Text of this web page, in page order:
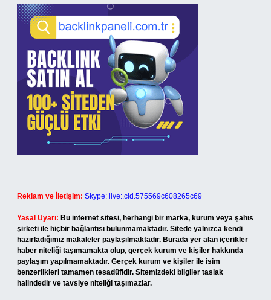
Reklam ve İletişim: Skype: live:.cid.575569c608265c69
Yasal Uyarı: Bu internet sitesi, herhangi bir marka, kurum veya şahıs
şirketi ile hiçbir bağlantısı bulunmamaktadır. Sitede yalnızca kendi
hazırladığımız makaleler paylaşılmaktadır. Burada yer alan içerikler
haber niteliği taşımamakta olup, gerçek kurum ve kişiler hakkında
paylaşım yapılmamaktadır. Gerçek kurum ve kişiler ile isim
benzerlikleri tamamen tesadüfidir. Sitemizdeki bilgiler taslak
halindedir ve tavsiye niteliği taşımazlar.